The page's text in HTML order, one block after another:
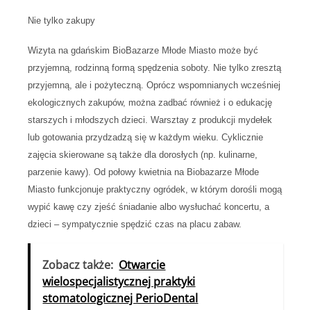
Nie tylko zakupy
Wizyta na gdańskim BioBazarze Młode Miasto może być
przyjemną, rodzinną formą spędzenia soboty. Nie tylko zresztą
przyjemną, ale i pożyteczną. Oprócz wspomnianych wcześniej
ekologicznych zakupów, można zadbać również i o edukację
starszych i młodszych dzieci. Warsztay z produkcji mydełek
lub gotowania przydzadzą się w każdym wieku. Cyklicznie
zajęcia skierowane są także dla dorosłych (np. kulinarne,
parzenie kawy). Od połowy kwietnia na Biobazarze Młode
Miasto funkcjonuje praktyczny ogródek, w którym dorośli mogą
wypić kawę czy zjeść śniadanie albo wysłuchać koncertu, a
dzieci – sympatycznie spędzić czas na placu zabaw.
Zobacz także: Otwarcie
wielospecjalistycznej praktyki
stomatologicznej PerioDental